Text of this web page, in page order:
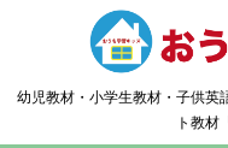
幼児教材・小学生教材・子供英
ト教材